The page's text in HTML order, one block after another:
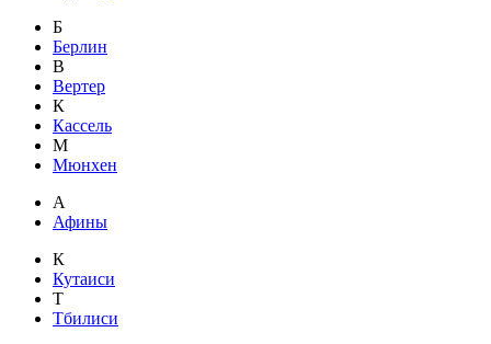
Б
Берлин
В
Вертер
К
Кассель
М
Мюнхен
А
Афины
К
Кутаиси
Т
Тбилиси